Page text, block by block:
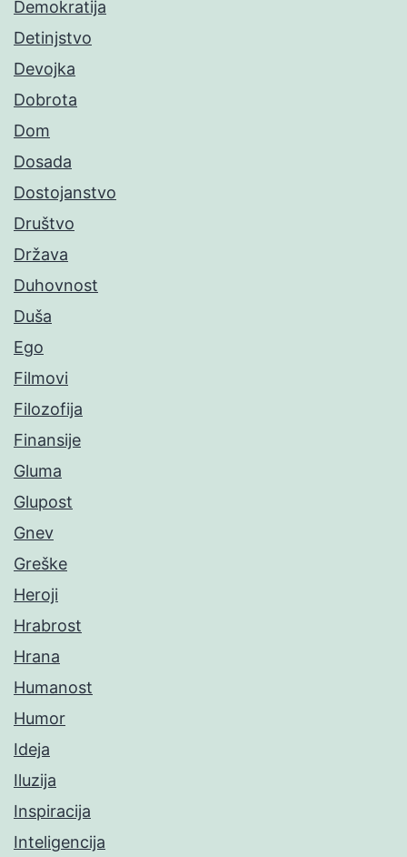
Demokratija
Detinjstvo
Devojka
Dobrota
Dom
Dosada
Dostojanstvo
Društvo
Država
Duhovnost
Duša
Ego
Filmovi
Filozofija
Finansije
Gluma
Glupost
Gnev
Greške
Heroji
Hrabrost
Hrana
Humanost
Humor
Ideja
Iluzija
Inspiracija
Inteligencija